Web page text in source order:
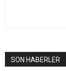
SON HABERLER